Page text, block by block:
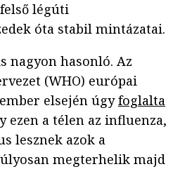
légúti
óta stabil mintázatai.
nagyon hasonló. Az
(WHO) európai
elsején úgyfoglalta
ezen a télen az influenza,
lesznek azok a
megterhelik majd